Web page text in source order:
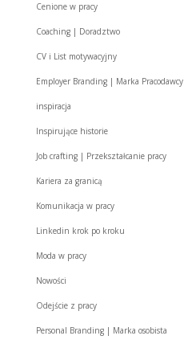
Cenione w pracy
Coaching | Doradztwo
CV i List motywacyjny
Employer Branding | Marka Pracodawcy
inspiracja
Inspirujące historie
Job crafting | Przekształcanie pracy
Kariera za granicą
Komunikacja w pracy
Linkedin krok po kroku
Moda w pracy
Nowości
Odejście z pracy
Personal Branding | Marka osobista